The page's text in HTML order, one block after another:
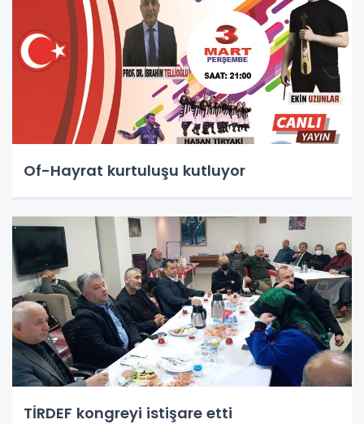
Of-Hayrat kurtuluşu kutluyor
TİRDEF kongreyi istişare etti